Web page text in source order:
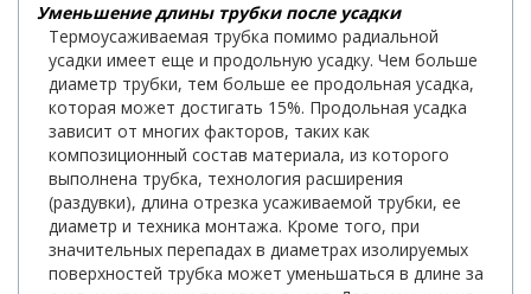
Уменьшение длины трубки после усадки
Термоусаживаемая трубка помимо радиальной
усадки имеет еще и продольную усадку. Чем больше
диаметр трубки, тем больше ее продольная усадка,
которая может достигать 15%. Продольная усадка
зависит от многих факторов, таких как
композиционный состав материала, из которого
выполнена трубка, технология расширения
(раздувки), длина отрезка усаживаемой трубки, ее
диаметр и техника монтажа. Кроме того, при
значительных перепадах в диаметрах изолируемых
поверхностей трубка может уменьшаться в длине за